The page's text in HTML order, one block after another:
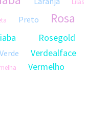
Lilas
Preto
Rosa
Rosegold
Verde
Verdealface
Vermelho